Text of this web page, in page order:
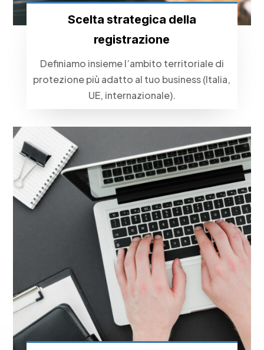
Scelta strategica della
registrazione
Definiamo insieme l’ambito territoriale di
protezione più adatto al tuo business (Italia,
UE, internazionale).